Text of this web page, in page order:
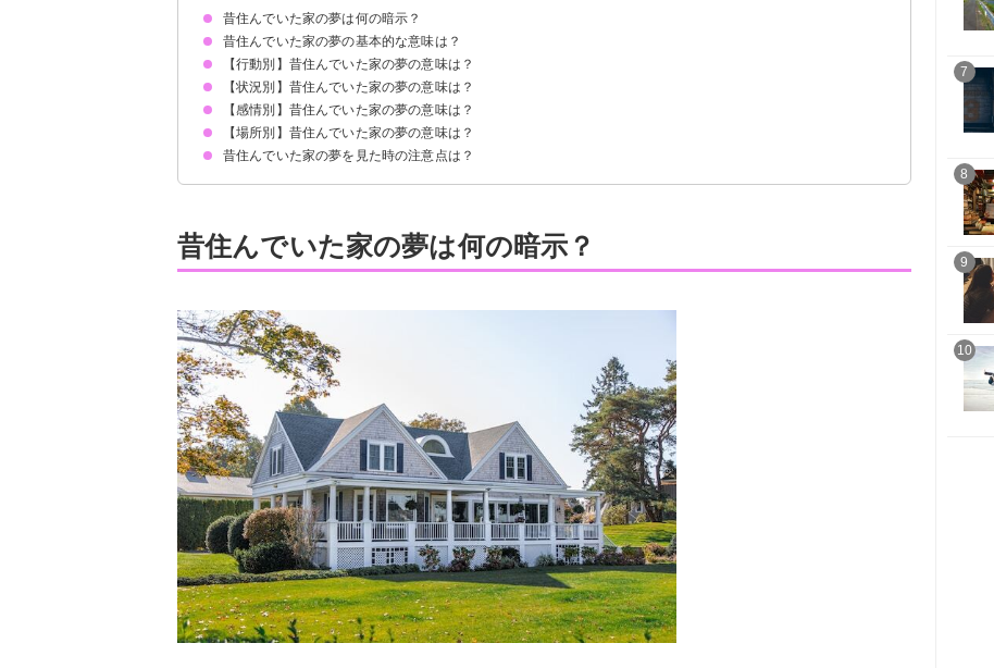
昔住んでいた家の夢は何の暗示？
昔住んでいた家の夢の基本的な意味は？
①過去を懐かしんでいる暗示
②現状に嫌気がさしているサイン
昔住んでいた家の夢ばかり見る場合は思い悩んでいる暗示
状況によって意味が決まる
【行動別】昔住んでいた家の夢の意味は？
昔住んでいた家を掃除する夢【吉夢】
昔住んでいた家を引っ越す夢【吉夢】
昔住んでいた家をリフォームする夢【吉夢】
昔住んでいた家を遠くから見る夢【吉夢】
昔住んでいた家にまた住む夢【吉夢・凶夢】
昔住んでいた家の場所に新しい家を建てる夢【吉夢・凶夢】
【状況別】昔住んでいた家の夢の意味は？
昔住んでいた家に幽霊が出る夢【吉夢・凶夢】
昔住んでいたアパートの夢【吉夢】
昔住んでいた家に知らない人がいる夢【吉夢】
昔住んでいた家が火事になる夢【吉夢】
昔住んでいた家で飼っていた犬が出てくる夢【吉夢・凶夢】
昔住んでいた家が壊れる夢【警告夢】
子供の頃に住んでいた家の夢【吉夢】
昔住んでいた家が暗い夢【警告夢】
昔住んでいた家が狭い夢【凶夢】
昔住んでいた家が新しい夢【吉夢】
昔住んでいた家が豪邸な夢【吉夢】
【感情別】昔住んでいた家の夢の意味は？
昔住んでいた家が怖い夢【凶夢】
昔住んでいた家が懐かしい夢【警告夢】
昔住んでいた家に寂しさを感じる夢【警告夢】
【場所別】昔住んでいた家の夢の意味は？
昔住んでいた家の部屋の夢【吉夢・凶夢】
昔住んでいた家のトイレの夢【吉夢】
昔住んでいた家のお風呂の夢【吉夢】
昔住んでいた家の台所の夢【警告夢】
昔住んでいた家の玄関ドアの夢【吉夢】
昔住んでいた家の夢を見た時の注意点は？
昔住んでいた家の夢は何の暗示？
7
8
9
10